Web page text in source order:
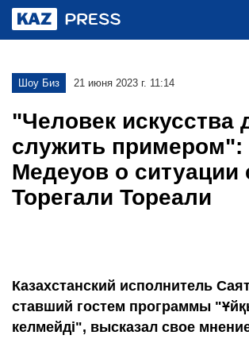
Шоу Биз 21 июня 2023 г. 11:14
"Человек искусства
служить примером":
Медеуов о ситуации
Торегали Тореали
Казахстанский исполнитель
ставший гостем программы
келмейді", высказал свое